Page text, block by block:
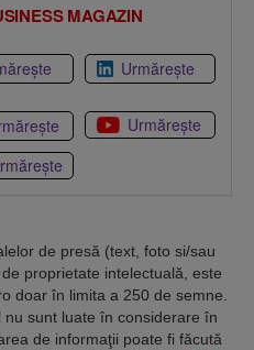
MAGAZIN
Urmărește
Urmărește
de presă (text, foto si/sau
proprietate intelectuală, este
doar în limita a 250 de semne.
nu sunt luate în considerare în
de informaţii poate fi făcută